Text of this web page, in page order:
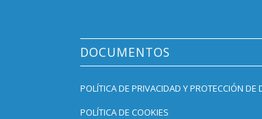
DOCUMENTOS
POLÍTICA DE PRIVACIDAD Y PROTECCIÓN DE
POLÍTICA DE COOKIES